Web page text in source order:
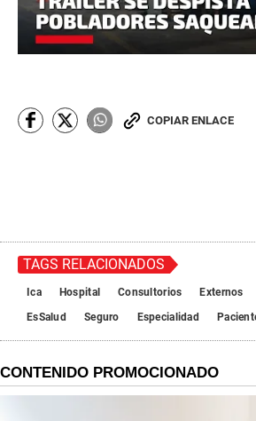
COPIAR ENLACE
TAGS RELACIONADOS
Ica Hospital Consultorios Externos
EsSalud
Seguro Especialidad